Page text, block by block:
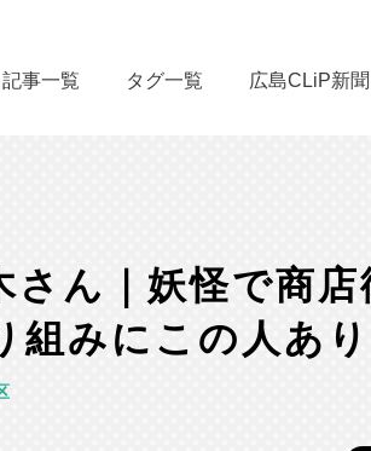
記事一覧 タグ一覧 広島CLiP新
ん｜妖怪で商店
みにこの人あり